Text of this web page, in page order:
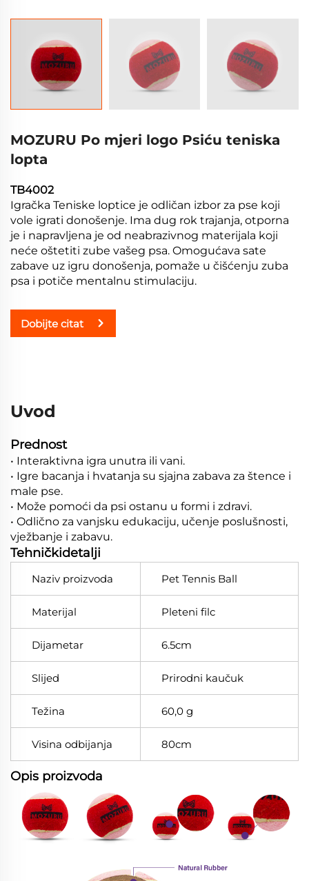
MOZURU Po mjeri logo Psiću teniska
lopta
TB4002
Igračka Teniske loptice je odličan izbor za pse koji
vole igrati donošenje. Ima dug rok trajanja, otporna
je i napravljena je od neabrazivnog materijala koji
neće oštetiti zube vašeg psa. Omogućava sate
zabave uz igru donošenja, pomaže u čišćenju zuba
psa i potiče mentalnu stimulaciju.
Dobijte citat
Uvod
Prednost
• Interaktivna igra unutra ili vani.
• Igre bacanja i hvatanja su sjajna zabava za štence i
male pse.
• Može pomoći da psi ostanu u formi i zdravi.
• Odlično za vanjsku edukaciju, učenje poslušnosti,
vježbanje i zabavu.
Tehničkidetalji
Naziv proizvoda Pet Tennis Ball
Materijal Pleteni filc
Dijametar 6.5cm
Slijed Prirodni kaučuk
Težina 60,0 g
Visina odbijanja 80cm
Opis proizvoda